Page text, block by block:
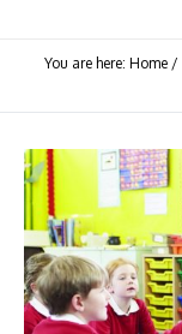
You are here: Home /